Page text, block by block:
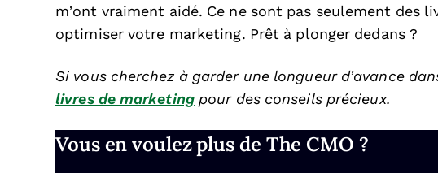
m’ont vraiment aidé. Ce ne sont pas seulement des
optimiser votre marketing. Prêt à plonger dedans ?
Si vous cherchez à garder une longueur d’avance
livres de marketingpour des conseils précieux.
Vous en voulez plus de The CMO ?